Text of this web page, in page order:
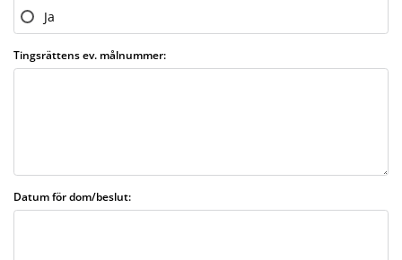
Ja
Tingsrättens ev. målnummer:
Datum för dom/beslut: